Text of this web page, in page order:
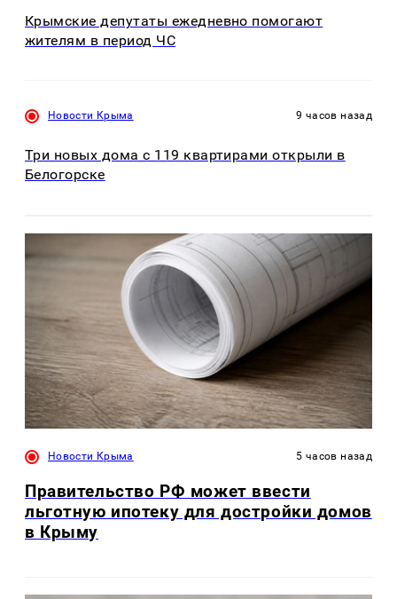
Крымские депутаты ежедневно помогают
жителям в период ЧС
Новости Крыма 9 часов назад
Три новых дома с 119 квартирами открыли в
Белогорске
Новости Крыма 5 часов назад
Правительство РФ может ввести
льготную ипотеку для достройки домов
в Крыму